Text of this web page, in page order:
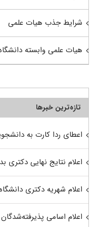
شرایط جذب هیات علمی
هیات علمی وابسته
تازه‌ترین خبرها
اعطای ردا کارت به
اعلام نتایج نهایی دکتری
اعلام شهریه دکتری دانشگاه
اعلام اسامی